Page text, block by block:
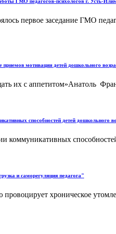
первое заседание ГМО
мотивации детей дошкольного
их с аппетитом»Анатоль
способностей детей дошкольного
коммуникативных
и саморегуляция педагога"
хроническое